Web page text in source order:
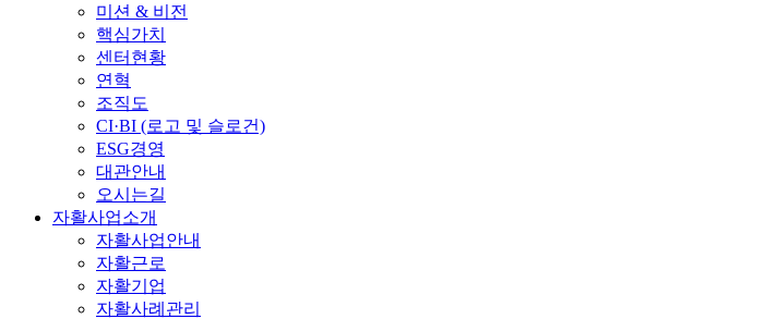
미션 & 비전
핵심가치
센터현황
연혁
조직도
CI·BI (로고 및 슬로건)
ESG경영
대관안내
오시는길
자활사업소개
자활사업안내
자활근로
자활기업
자활사례관리